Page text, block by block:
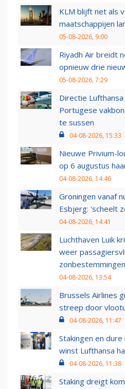
KLM blijft net als
maatschappijen
05-08-2026, 9:00
Riyadh Air breidt
opnieuw drie
05-08-2026, 7:29
Directie
Portugese
te sussen
04-08-2026, 15:33
Nieuwe Privium-
op 6 augustus
04-08-2026, 14:46
Groningen vanaf
Esbjerg: 'scheelt
04-08-2026, 14:41
Luchthaven Luik
weer
zonbestemmingen
04-08-2026, 13:54
Brussels Airlines
streep door
04-08-2026, 11:47
Stakingen en
winst Lufthansa
04-08-2026, 11:38
Staking dreigt